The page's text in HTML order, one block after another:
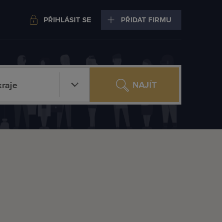
PŘIHLÁSIT SE PŘIDAT FIRMU
NAJÍT